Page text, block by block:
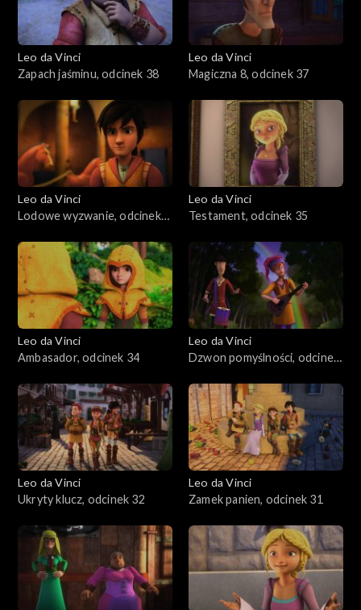
Leo da Vinci
Zapach jaśminu, odcinek 38
Leo da Vinci
Magiczna 8, odcinek 37
Leo da Vinci
Lodowe wyzwanie, odcinek
Leo da Vinci
Testament, odcinek 35
Leo da Vinci
Ambasador, odcinek 34
Leo da Vinci
Dzwon pomyślności, odcinek
Leo da Vinci
Ukryty klucz, odcinek 32
Leo da Vinci
Zamek panien, odcinek 31